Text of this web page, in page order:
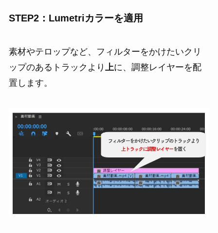
STEP2：Lumetriカラーを適用
素材やテロップなど、フィルターをかけたいクリ
ップのあるトラックより
上に、調整レイヤーを配
置します。